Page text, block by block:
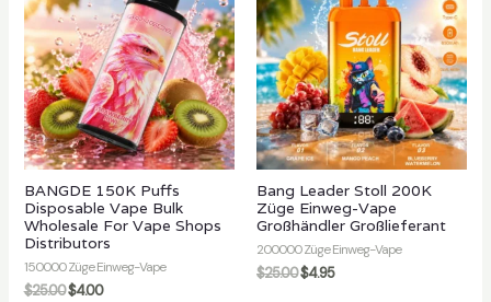
BANGDE 150K Puffs
Disposable Vape Bulk
Wholesale For Vape Shops
Distributors
150000 Züge Einweg-Vape
$25.00$4.00
Bang Leader Stoll 200K
Züge Einweg-Vape
Großhändler Großlieferant
200000 Züge Einweg-Vape
$25.00$4.95